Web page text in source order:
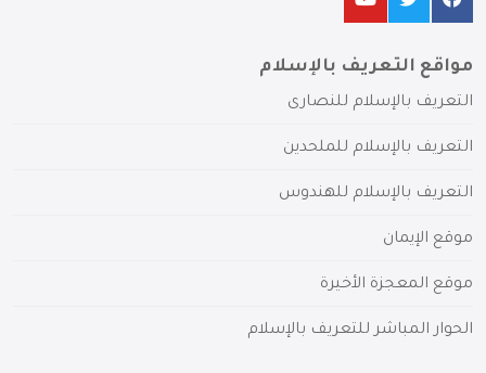
مواقع التعريف بالإسلام
التعريف بالإسلام للنصارى
التعريف بالإسلام للملحدين
التعريف بالإسلام للهندوس
موقع الإيمان
موقع المعجزة الأخيرة
الحوار المباشر للتعريف بالإسلام